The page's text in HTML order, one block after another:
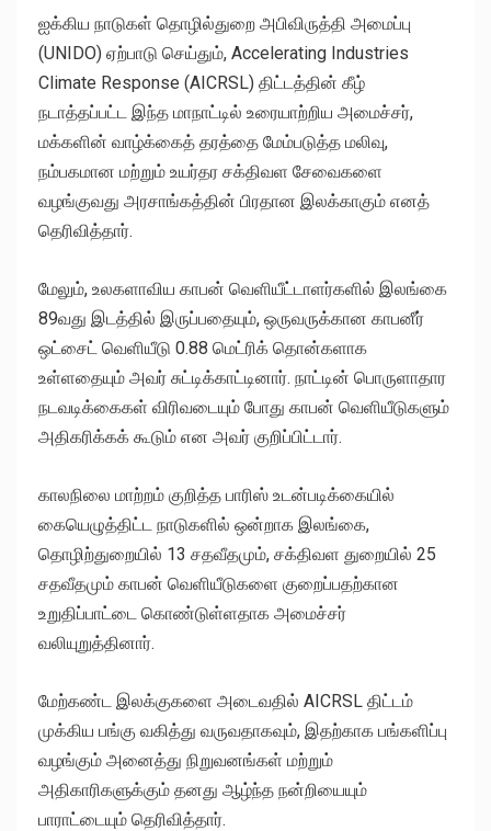
ஐக்கிய நாடுகள் தொழில்துறை அபிவிருத்தி அமைப்பு
(UNIDO) ஏற்பாடு செய்தும், Accelerating Industries
Climate Response (AICRSL) திட்டத்தின் கீழ்
நடாத்தப்பட்ட இந்த மாநாட்டில் உரையாற்றிய அமைச்சர்,
மக்களின் வாழ்க்கைத் தரத்தை மேம்படுத்த மலிவு,
நம்பகமான மற்றும் உயர்தர சக்திவள சேவைகளை
வழங்குவது அரசாங்கத்தின் பிரதான இலக்காகும் எனத்
தெரிவித்தார்.
மேலும், உலகளாவிய காபன் வெளியீட்டாளர்களில் இலங்கை
89வது இடத்தில் இருப்பதையும், ஒருவருக்கான காபனீர்
ஒட்சைட் வெளியீடு 0.88 மெட்ரிக் தொன்களாக
உள்ளதையும் அவர் சுட்டிக்காட்டினார். நாட்டின் பொருளாதார
நடவடிக்கைகள் விரிவடையும் போது காபன் வெளியீடுகளும்
அதிகரிக்கக் கூடும் என அவர் குறிப்பிட்டார்.
காலநிலை மாற்றம் குறித்த பாரிஸ் உடன்படிக்கையில்
கையெழுத்திட்ட நாடுகளில் ஒன்றாக இலங்கை,
தொழிற்துறையில் 13 சதவீதமும், சக்திவள துறையில் 25
சதவீதமும் காபன் வெளியீடுகளை குறைப்பதற்கான
உறுதிப்பாட்டை கொண்டுள்ளதாக அமைச்சர்
வலியுறுத்தினார்.
மேற்கண்ட இலக்குகளை அடைவதில் AICRSL திட்டம்
முக்கிய பங்கு வகித்து வருவதாகவும், இதற்காக பங்களிப்பு
வழங்கும் அனைத்து நிறுவனங்கள் மற்றும்
அதிகாரிகளுக்கும் தனது ஆழ்ந்த நன்றியையும்
பாராட்டையும் தெரிவித்தார்.